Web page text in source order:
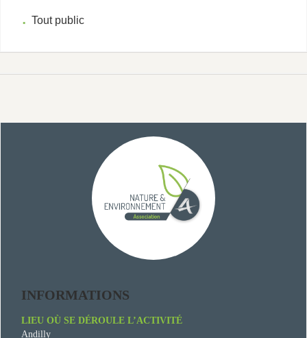
Tout public
INFORMATIONS
LIEU OÙ SE DÉROULE L’ACTIVITÉ
Andilly